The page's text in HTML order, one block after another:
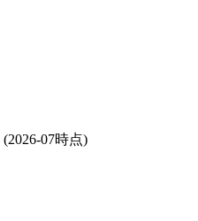
(2026-07時点)